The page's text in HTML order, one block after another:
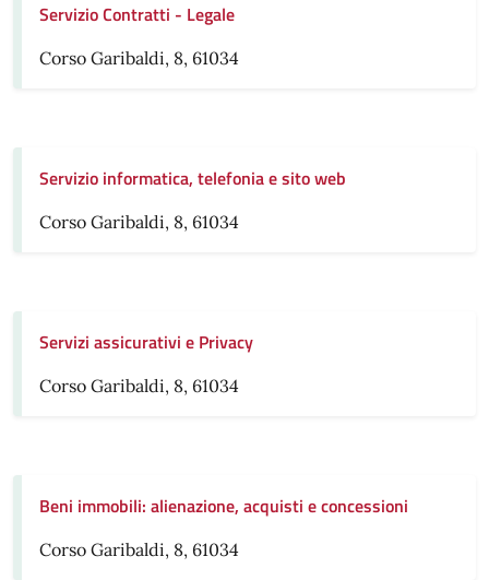
Servizio Contratti - Legale
Corso Garibaldi, 8, 61034
Servizio informatica, telefonia e sito web
Corso Garibaldi, 8, 61034
Servizi assicurativi e Privacy
Corso Garibaldi, 8, 61034
Beni immobili: alienazione, acquisti e concessioni
Corso Garibaldi, 8, 61034